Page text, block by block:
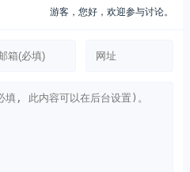
游客，您好，欢迎参与讨论。